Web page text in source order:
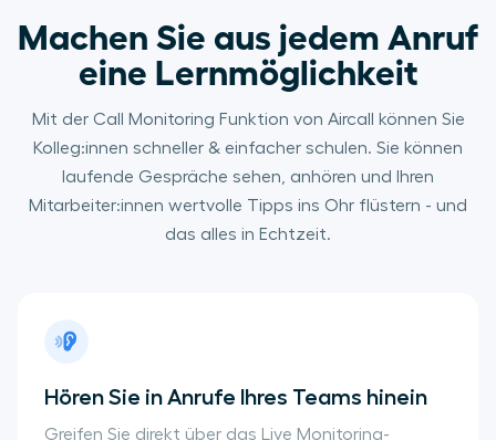
Machen Sie aus jedem Anruf
eine Lernmöglichkeit
Mit der Call Monitoring Funktion von Aircall können Sie
Kolleg:innen schneller & einfacher schulen. Sie können
laufende Gespräche sehen, anhören und Ihren
Mitarbeiter:innen wertvolle Tipps ins Ohr flüstern - und
das alles in Echtzeit.
Hören Sie in Anrufe Ihres Teams hinein
Greifen Sie direkt über das Live Monitoring-